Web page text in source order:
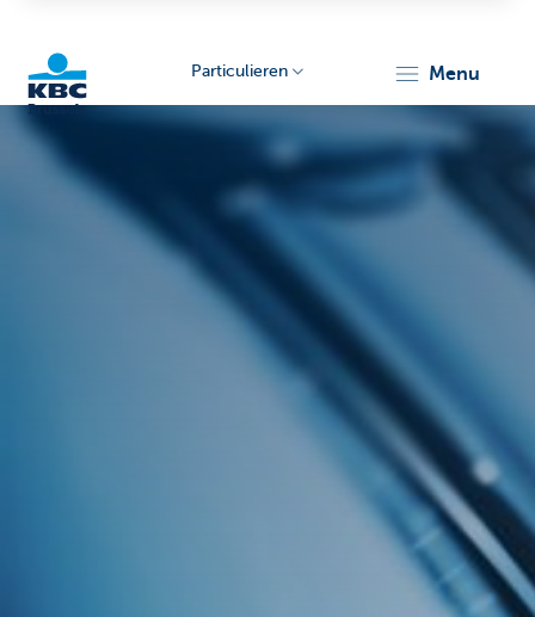
Particulieren menu